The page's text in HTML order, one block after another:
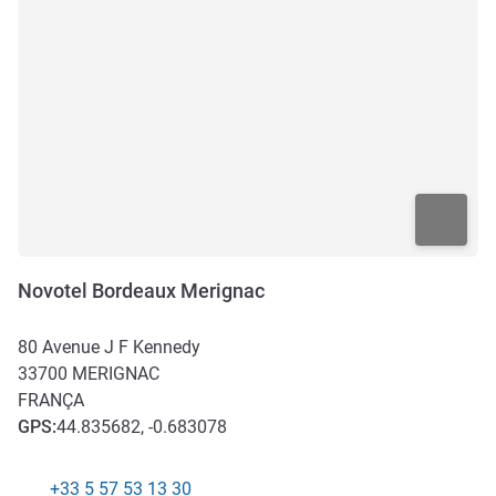
Novotel Bordeaux Merignac
80 Avenue J F Kennedy
33700 MERIGNAC
FRANÇA
GPS:44.835682, -0.683078
+33 5 57 53 13 30